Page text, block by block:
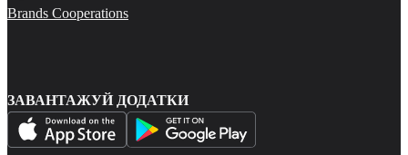
Brands Cooperations
ЗАВАНТАЖУЙ ДОДАТКИ